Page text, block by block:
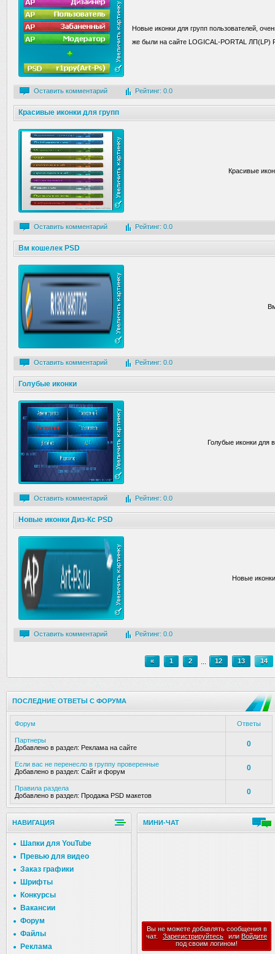
Новые иконки для групп пользователей,
же были на сайте LOGICAL-PORTAL ЛП(LP)
Оставить комментарий Рейтинг: 0.0
Красивые иконки для групп
Красивые
Оставить комментарий Рейтинг: 0.0
Вм кошелек PSD
Оставить комментарий Рейтинг: 0.0
Голубые иконки
Голубые иконки для
Оставить комментарий Рейтинг: 0.0
Новые иконки Диз-Кс PSD
Новые
Оставить комментарий Рейтинг: 0.0
« 1 2 12 13 14
ПОСЛЕДНИЕ ОТВЕТЫ С ФОРУМА
Форум Ответы
Партнеры
Добавлено в раздел: Реклама на сайте 0
Если вас не перенесло в группу проверенные
Добавлено в раздел: Сайт и форум 0
Правила раздела
Добавлено в раздел: Продажа PSD макетов 0
НАВИГАЦИЯ
Шапки для YouTube
Превью для видео
Заказ графики
Шрифты
Конкурсы
Вакансии
Форум
Файлы
Реклама
МИНИ-ЧАТ
Вы не можете добавлять сообщения в
чат.
Зарегистрируйтесь или Войдите
под своим логином!